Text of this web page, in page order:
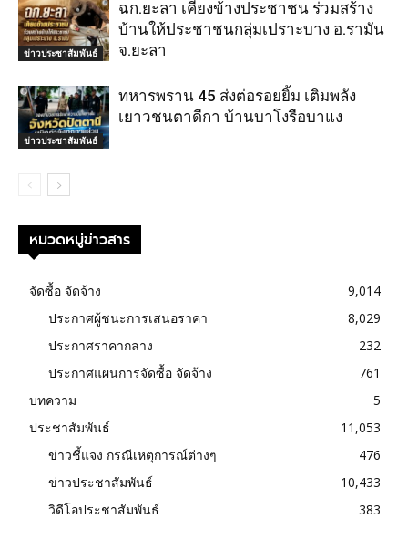
ข่าวประชาสัมพันธ์
ฉก.ยะลา เคียงข้างประชาชน ร่วมสร้าง
บ้านให้ประชาชนกลุ่มเปราะบาง อ.รามัน
จ.ยะลา
ข่าวประชาสัมพันธ์
ทหารพราน 45 ส่งต่อรอยยิ้ม เติมพลัง
เยาวชนตาดีกา บ้านบาโงรือบาแง
หมวดหมู่ข่าวสาร
จัดซื้อ จัดจ้าง
9,014
ประกาศผู้ชนะการเสนอราคา
8,029
ประกาศราคากลาง
232
ประกาศแผนการจัดซื้อ จัดจ้าง
761
บทความ
5
ประชาสัมพันธ์
11,053
ข่าวชี้แจง กรณีเหตุการณ์ต่างๆ
476
ข่าวประชาสัมพันธ์
10,433
วิดีโอประชาสัมพันธ์
383